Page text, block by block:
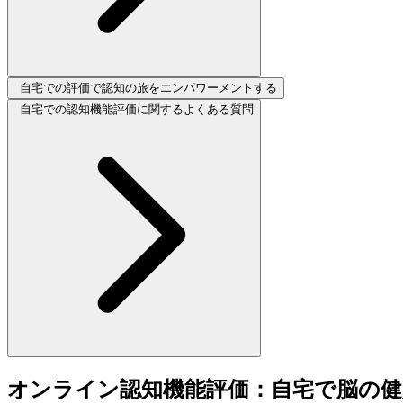
自宅での評価で認知の旅をエンパワーメントする
自宅での認知機能評価に関するよくある質問
オンライン認知機能評価：自宅で脳の